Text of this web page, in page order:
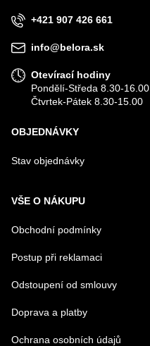
+421 907 426 661
info@belora.sk
Otevírací hodiny
Pondělí-Středa 8.30-16.00
Čtvrtek-Pátek 8.30-15.00
OBJEDNÁVKY
Stav objednávky
VŠE O NÁKUPU
Obchodní podmínky
Postup při reklamaci
Odstoupení od smlouvy
Doprava a platby
Ochrana osobních údajů